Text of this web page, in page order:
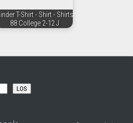
T-Shirt - Shirt - Shirts
88 College 2-12 J
LOS